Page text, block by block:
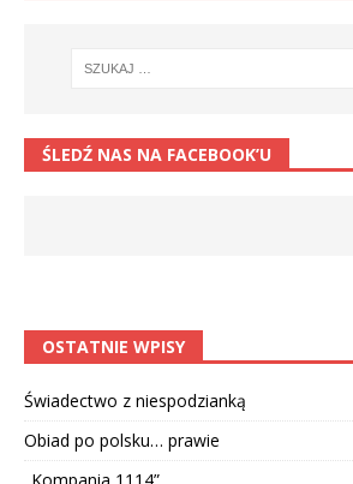
ŚLEDŹ NAS NA FACEBOOK’U
OSTATNIE WPISY
Świadectwo z niespodzianką
Obiad po polsku… prawie
„Kompania 1114”